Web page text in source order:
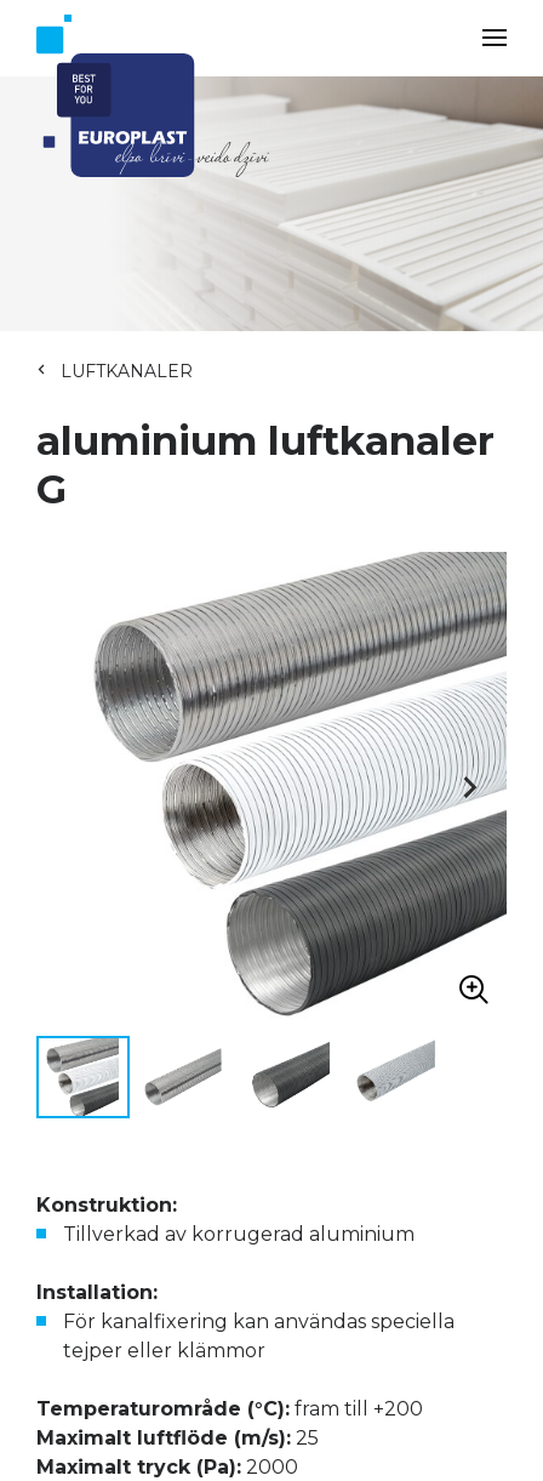
LUFTKANALER
aluminium luftkanaler
G
Konstruktion:
Tillverkad av korrugerad aluminium
Installation:
För kanalfixering kan användas speciella
tejper eller klämmor
Temperaturområde (°C): fram till +200
Maximalt luftflöde (m/s): 25
Maximalt tryck (Pa): 2000